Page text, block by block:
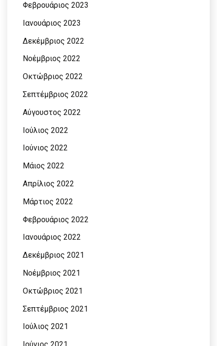
Φεβρουάριος 2023
Ιανουάριος 2023
Δεκέμβριος 2022
Νοέμβριος 2022
Οκτώβριος 2022
Σεπτέμβριος 2022
Αύγουστος 2022
Ιούλιος 2022
Ιούνιος 2022
Μάιος 2022
Απρίλιος 2022
Μάρτιος 2022
Φεβρουάριος 2022
Ιανουάριος 2022
Δεκέμβριος 2021
Νοέμβριος 2021
Οκτώβριος 2021
Σεπτέμβριος 2021
Ιούλιος 2021